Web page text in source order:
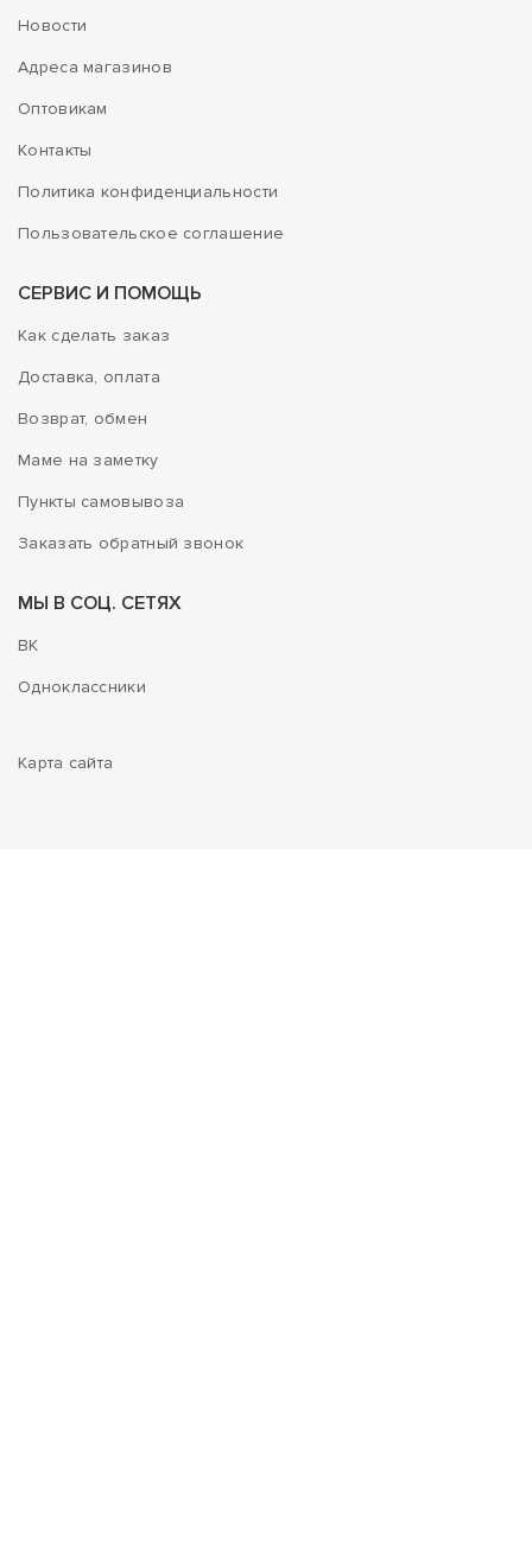
Новости
Адреса магазинов
Оптовикам
Контакты
Политика конфиденциальности
Пользовательское соглашение
СЕРВИС И ПОМОЩЬ
Как сделать заказ
Доставка, оплата
Возврат, обмен
Маме на заметку
Пункты самовывоза
Заказать обратный звонок
МЫ В СОЦ. СЕТЯХ
ВК
Одноклассники
Карта сайта